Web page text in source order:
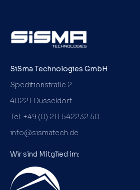
SiSma Technologies GmbH
Speditionstraße 2
40221 Düsseldorf
Tel: +49 (0) 211 542232 50
info@sismatech.de
Wir sind Mitglied im: